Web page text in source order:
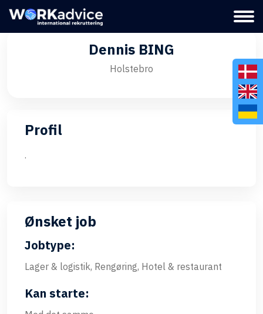
Dennis BING
Holstebro
Profil
.
Ønsket job
Jobtype:
Lager & logistik, Rengøring, Hotel & restaurant
Kan starte: